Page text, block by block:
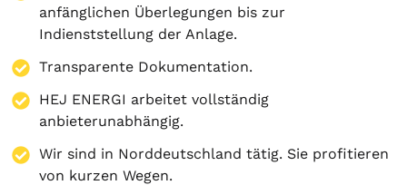
anfänglichen Überlegungen bis zur
Indienststellung der Anlage.
Transparente Dokumentation.
HEJ ENERGI arbeitet vollständig
anbieterunabhängig.
Wir sind in Norddeutschland tätig. Sie profitieren
von kurzen Wegen.